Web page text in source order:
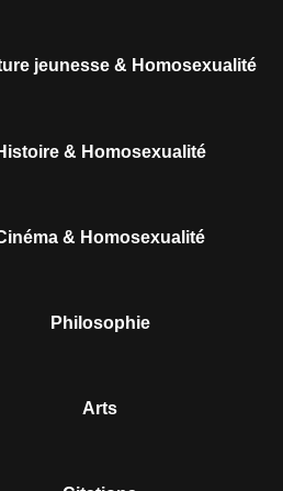
jeunesse & Homosexualité
& Homosexualité
& Homosexualité
Philosophie
Arts